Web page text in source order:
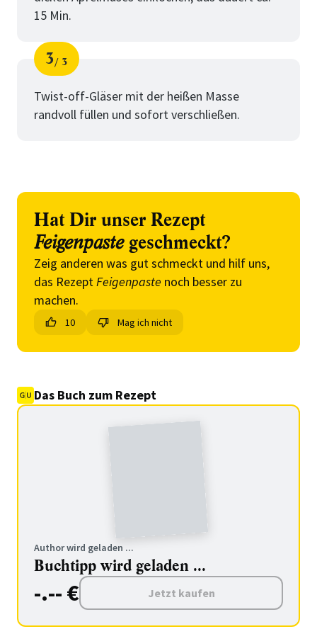
15 Min.
Schritt
3
von
3
Twist-off-Gläser mit der heißen Masse
randvoll füllen und sofort verschließen.
Hat Dir unser Rezept
Feigenpastegeschmeckt?
Zeig anderen was gut schmeckt und hilf uns,
das RezeptFeigenpaste noch besser zu
machen.
10 Mag ich nicht
Das Buch zum Rezept
Author wird geladen ...
Buchtipp wird geladen ...
-.-- € Jetzt kaufen